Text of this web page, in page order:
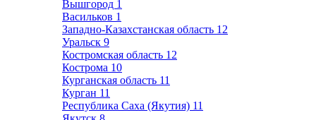
Вышгород 1
Васильков 1
Западно-Казахстанская область 12
Уральск 9
Костромская область 12
Кострома 10
Курганская область 11
Курган 11
Республика Саха (Якутия) 11